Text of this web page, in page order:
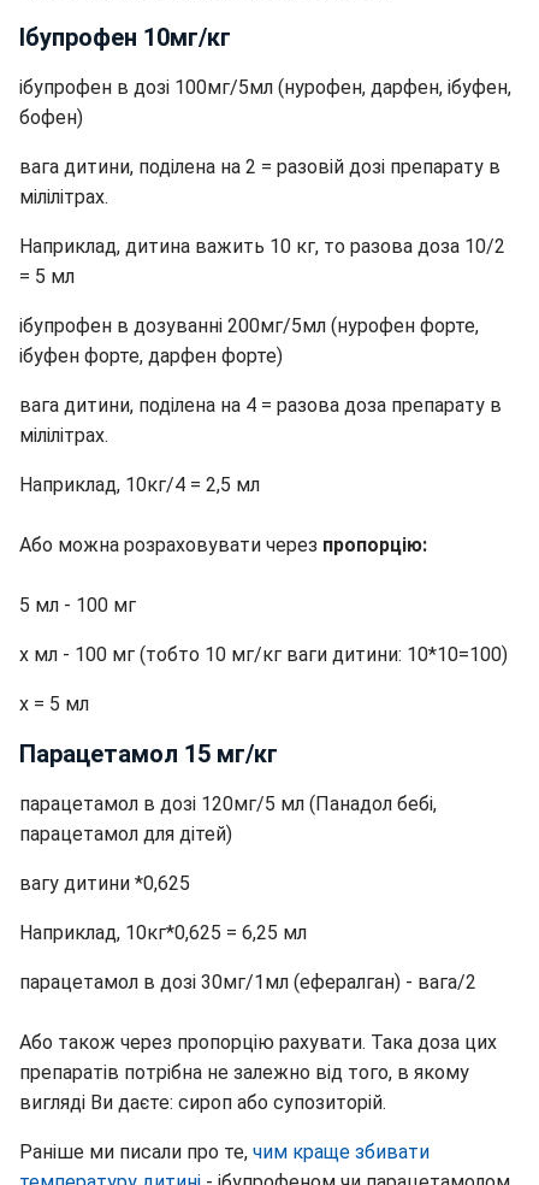
Ібупрофен 10мг/кг
ібупрофен в дозі 100мг/5мл (нурофен, дарфен, ібуфен,
бофен)
вага дитини, поділена на 2 = разовій дозі препарату в
мілілітрах.
Наприклад, дитина важить 10 кг, то разова доза 10/2
= 5 мл
ібупрофен в дозуванні 200мг/5мл (нурофен форте,
ібуфен форте, дарфен форте)
вага дитини, поділена на 4 = разова доза препарату в
мілілітрах.
Наприклад, 10кг/4 = 2,5 мл
Або можна розраховувати через пропорцію:
5 мл - 100 мг
х мл - 100 мг (тобто 10 мг/кг ваги дитини: 10*10=100)
х = 5 мл
Парацетамол 15 мг/кг
парацетамол в дозі 120мг/5 мл (Панадол бебі,
парацетамол для дітей)
вагу дитини *0,625
Наприклад, 10кг*0,625 = 6,25 мл
парацетамол в дозі 30мг/1мл (ефералган) - вага/2
Або також через пропорцію рахувати. Така доза цих
препаратів потрібна не залежно від того, в якому
вигляді Ви даєте: сироп або супозиторій.
Раніше ми писали про те, чим краще збивати